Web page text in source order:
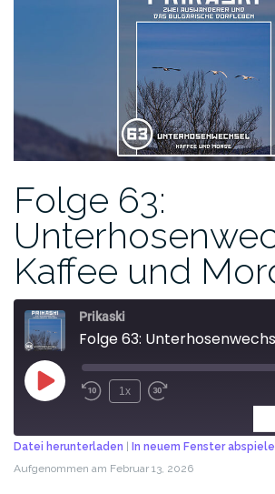
Folge 63:
Kaffee und
Prikaski
1x
TEILEN
Datei herunterladen In neuem Fenster
Aufgenommen am Februar 13, 2026